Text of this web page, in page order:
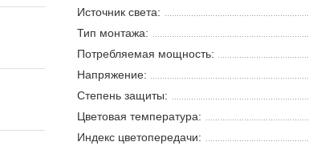
Источник света:
Тип монтажа:
Потребляемая мощность:
Напряжение:
Степень защиты:
Цветовая температура:
Индекс цветопередачи: